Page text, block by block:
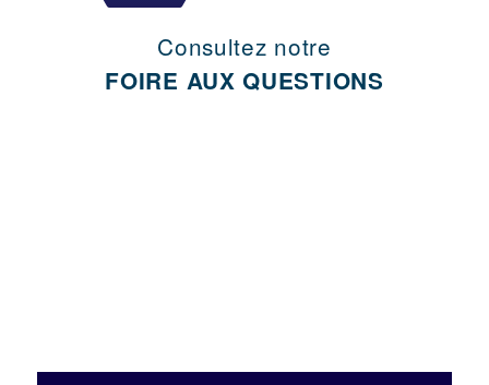
Consultez notre
FOIRE AUX QUESTIONS